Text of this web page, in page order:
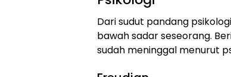
Dari sudut pandang
bawah sadar seseorang.
sudah meninggal menurut